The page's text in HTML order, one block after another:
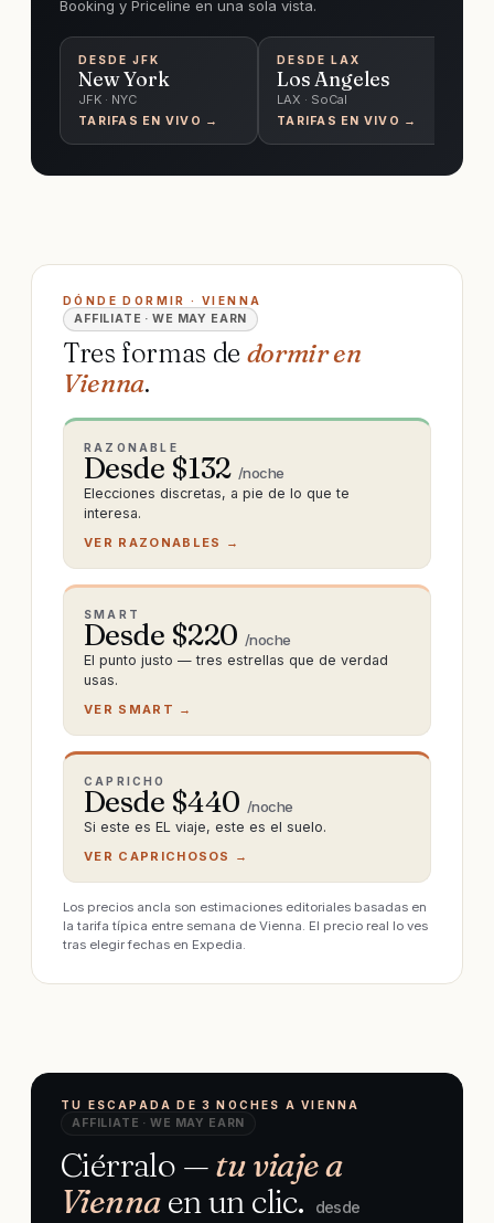
Booking y Priceline en una sola vista.
DESDE JFK
New York
JFK · NYC
TARIFAS EN VIVO →
DESDE LAX
Los Angeles
LAX · SoCal
TARIFAS EN VIVO →
DÓNDE DORMIR · VIENNA
AFFILIATE · WE MAY EARN
Tres formas de dormir en
Vienna.
RAZONABLE
Desde $132 /noche
Elecciones discretas, a pie de lo que te
interesa.
VER RAZONABLES →
SMART
Desde $220 /noche
El punto justo — tres estrellas que de verdad
usas.
VER SMART →
CAPRICHO
Desde $440 /noche
Si este es EL viaje, este es el suelo.
VER CAPRICHOSOS →
Los precios ancla son estimaciones editoriales basadas en
la tarifa típica entre semana de Vienna. El precio real lo ves
tras elegir fechas en Expedia.
TU ESCAPADA DE 3 NOCHES A VIENNA
AFFILIATE · WE MAY EARN
Ciérralo —tu viaje a
Viennaen un clic.
desde